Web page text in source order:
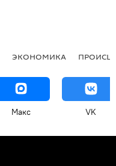
ЭКОНОМИКА
Макс VK